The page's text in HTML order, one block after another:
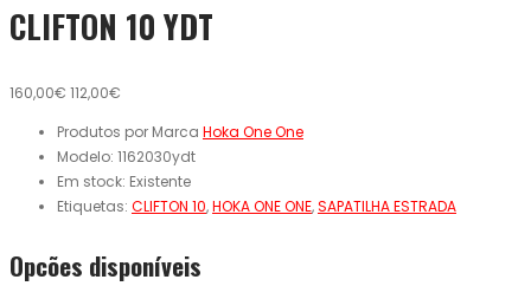
CLIFTON 10 YDT
160,00€ 112,00€
Produtos por Marca Hoka One One
Modelo: 1162030ydt
Em stock: Existente
Etiquetas: CLIFTON 10,HOKA ONE ONE,SAPATILHA ESTRADA
Opcões disponíveis